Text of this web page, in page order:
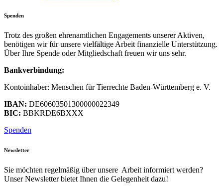
Spenden
Trotz des großen ehrenamtlichen Engagements unserer Aktiven,
benötigen wir für unsere vielfältige Arbeit finanzielle Unterstützung.
Über Ihre Spende oder Mitgliedschaft freuen wir uns sehr.
Bankverbindung:
Kontoinhaber: Menschen für Tierrechte Baden-Württemberg e. V.
IBAN: DE60603501300000022349
BIC: BBKRDE6BXXX
Spenden
Newsletter
Sie möchten regelmäßig über unsere Arbeit informiert werden?
Unser Newsletter bietet Ihnen die Gelegenheit dazu!